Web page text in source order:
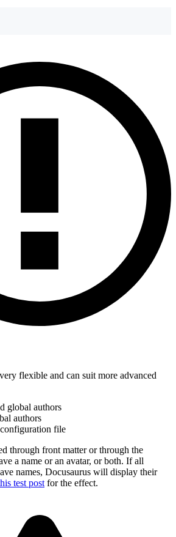
flexible and can suit more advanced
global authors
authors
file
through front matter or through the
a name or an avatar, or both. If all
names, Docusaurus will display their
test post for the effect.